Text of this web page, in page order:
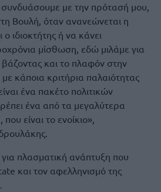
με την πρότασή μου,
Βουλή, όταν ανανεώνεται η
ιδιοκτήτης ή να κάνει
μίσθωση, εδώ μιλάμε για
και το πλαφόν στην
κάποια κριτήρια παλαιότητας
ένα πακέτο πολιτικών
ένα από τα μεγαλύτερα
είναι το ενοίκιο»,
πλασματική ανάπτυξη που
και τον αφελληνισμό της